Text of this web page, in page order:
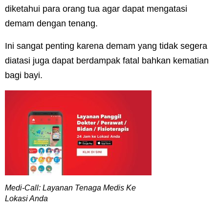
diketahui para orang tua agar dapat mengatasi
demam dengan tenang.
Ini sangat penting karena demam yang tidak segera
diatasi juga dapat berdampak fatal bahkan kematian
bagi bayi.
Medi-Call: Layanan Tenaga Medis Ke
Lokasi Anda